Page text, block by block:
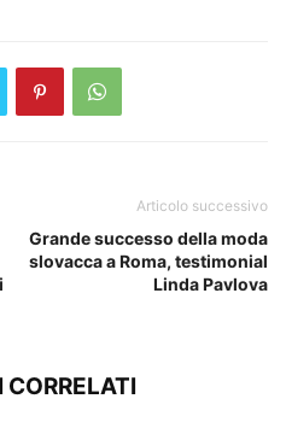
Articolo successivo
Grande successo della moda
slovacca a Roma, testimonial
Linda Pavlova
CORRELATI